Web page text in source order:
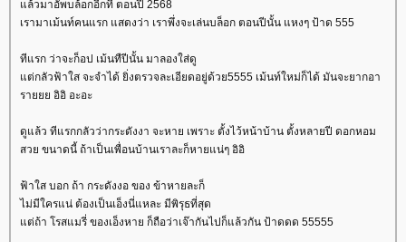
ล้วมาอัพบล้อกอีกที ตอนปี 2568
เรามาเม้นท์คนแรก แสดงว่า เราพึ่งจะเล่นบล็อก ตอนปีนั้น แหงๆ ป้าด 555
ทีแรก ว่าจะก็อป เม้นทืปีนั้น มาลองใส่ดู
ต่กลัวฟ้าใส จะจำได้ ยิ่งตรวจละเอียดอยู่ด้วย5555 เม้นท์ใหม่ก็ได้ มันจะยากอา
รายยย อิอิ อะอะ
ดูแล้ว ทีแรกกลัวว่ากระดังงา จะหาย เพราะ ตั้งไว้หน้าบ้าน ตั้งหลายปี ดอกหอม
สวย ขนาดนี้ ถ้าเป็นเพื่อนบ้านเราละก็หายแน่ๆ อิอิ
ฟ้าใส บอก ถ้า กระดังงอ ของ ข้าหายละก็
ไม่มีใครแน่ ต้องเป็นเอ็งนี่แหละ มีพิรุธที่สุด
ต่ถ้า โรสแมรี่ ของเอ็งหาย ก็ถือว่าเจ๊ากันไปก็แล้วกัน ป้าดดด 55555